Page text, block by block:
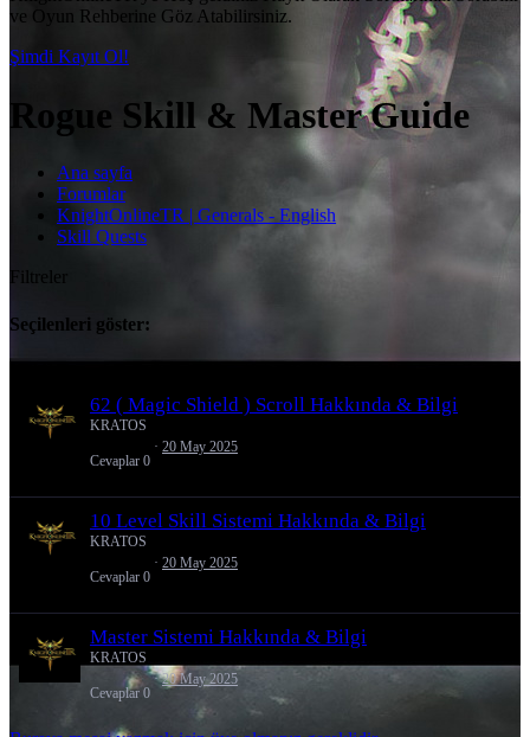
ve Oyun Rehberine Göz Atabilirsiniz.
Şimdi Kayıt Ol!
Rogue Skill & Master Guide
Ana sayfa
Forumlar
KnightOnlineTR | Generals - English
Skill Quests
Filtreler
Seçilenleri göster:
62 ( Magic Shield ) Scroll Hakkında & Bilgi
KRATOS
Cevaplar 0
20 May 2025
10 Level Skill Sistemi Hakkında & Bilgi
KRATOS
Cevaplar 0
20 May 2025
Master Sistemi Hakkında & Bilgi
KRATOS
Cevaplar 0
20 May 2025